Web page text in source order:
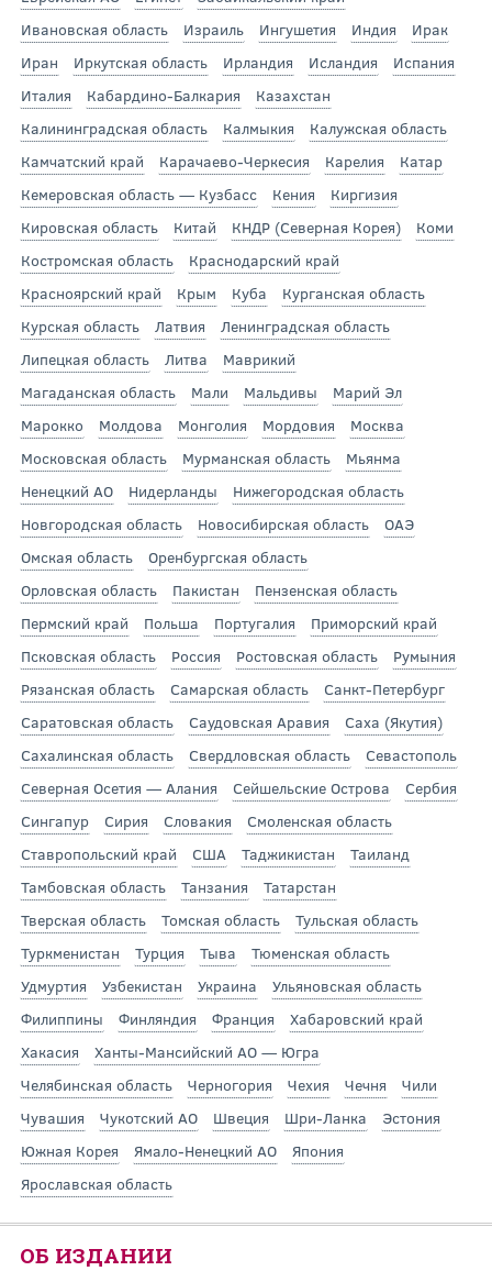
Ивановская область
Израиль Ингушетия Индия
Ирак
Иран
Иркутская область Ирландия Исландия
Испания
Италия
Кабардино-Балкария
Казахстан
Калининградская область
Калмыкия
Калужская область
Камчатский край
Карачаево-Черкесия Карелия
Катар
Кемеровская область — Кузбасс
Кения
Киргизия
Кировская область
Китай КНДР (Северная Корея)
Коми
Костромская область
Краснодарский край
Красноярский край
Крым Куба
Курганская область
Курская область
Латвия
Ленинградская область
Липецкая область
Литва
Маврикий
Магаданская область
Мали Мальдивы
Марий Эл
Марокко
Молдова Монголия Мордовия
Москва
Московская область
Мурманская область
Мьянма
Ненецкий АО
Нидерланды
Нижегородская область
Новгородская область
Новосибирская область
ОАЭ
Омская область
Оренбургская область
Орловская область
Пакистан
Пензенская область
Пермский край
Польша Португалия
Приморский край
Псковская область
Россия Ростовская область
Румыния
Рязанская область
Самарская область
Санкт-Петербург
Саратовская область
Саудовская Аравия
Саха (Якутия)
Сахалинская область
Свердловская область
Севастополь
Северная Осетия — Алания
Сейшельские Острова
Сербия
Сингапур
Сирия Словакия
Смоленская область
Ставропольский край
США Таджикистан
Таиланд
Тамбовская область
Танзания
Татарстан
Тверская область
Томская область
Тульская область
Туркменистан
Турция Тыва
Тюменская область
Удмуртия
Узбекистан Украина
Ульяновская область
Филиппины
Финляндия Франция
Хабаровский край
Хакасия
Ханты-Мансийский АО — Югра
Челябинская область
Черногория Чехия Чечня
Чили
Чувашия
Чукотский АО Швеция Шри-Ланка
Эстония
Южная Корея
Ямало-Ненецкий АО
Япония
Ярославская область
ОБ ИЗДАНИИ